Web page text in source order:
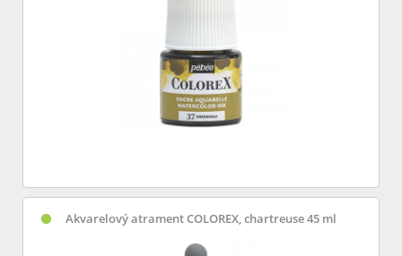
Akvarelový atrament COLOREX, chartreuse 45 ml